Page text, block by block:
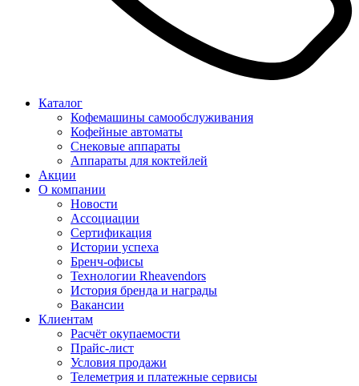
Каталог
Кофемашины самообслуживания
Кофейные автоматы
Снековые аппараты
Аппараты для коктейлей
Акции
О компании
Новости
Ассоциации
Сертификация
Истории успеха
Бренч-офисы
Технологии Rheavendors
История бренда и награды
Вакансии
Клиентам
Расчёт окупаемости
Прайс-лист
Условия продажи
Телеметрия и платежные сервисы